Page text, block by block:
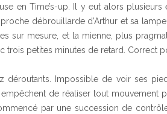
en Time’s-up. Il y eut alors
débrouillarde d’Arthur et sa
sur mesure, et la mienne, plus
trois petites minutes de retard. Correct
déroutants. Impossible de voir ses
de réaliser tout mouvement
par une succession de